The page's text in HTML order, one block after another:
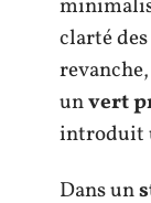
clarté
unvert
introduit
Dans un